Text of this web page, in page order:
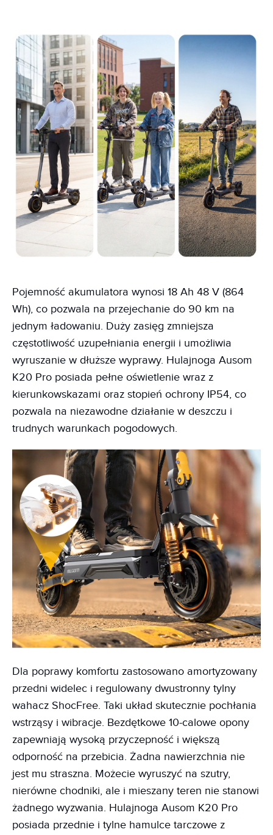
Pojemność akumulatora wynosi 18 Ah 48 V (864
Wh), co pozwala na przejechanie do 90 km na
jednym ładowaniu. Duży zasięg zmniejsza
częstotliwość uzupełniania energii i umożliwia
wyruszanie w dłuższe wyprawy. Hulajnoga Ausom
K20 Pro posiada pełne oświetlenie wraz z
kierunkowskazami oraz stopień ochrony IP54, co
pozwala na niezawodne działanie w deszczu i
trudnych warunkach pogodowych.
Dla poprawy komfortu zastosowano amortyzowany
przedni widelec i regulowany dwustronny tylny
wahacz ShocFree. Taki układ skutecznie pochłania
wstrząsy i wibracje. Bezdętkowe 10-calowe opony
zapewniają wysoką przyczepność i większą
odporność na przebicia. Żadna nawierzchnia nie
jest mu straszna. Możecie wyruszyć na szutry,
nierówne chodniki, ale i mieszany teren nie stanowi
żadnego wyzwania. Hulajnoga Ausom K20 Pro
posiada przednie i tylne hamulce tarczowe z